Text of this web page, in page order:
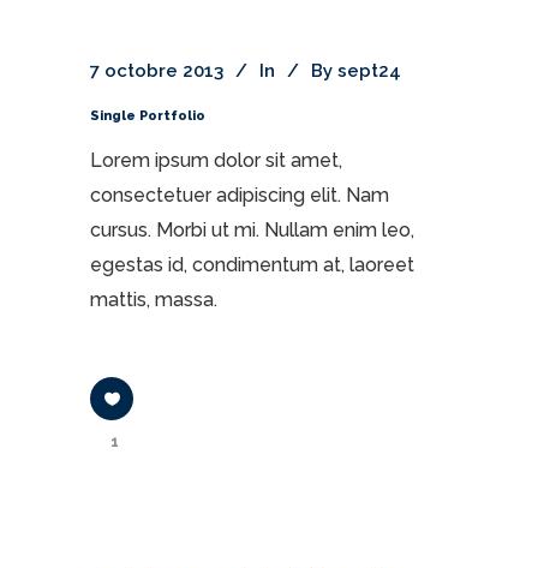
7 octobre 2013 In By sept24
Single Portfolio
Lorem ipsum dolor sit amet,
consectetuer adipiscing elit. Nam
cursus. Morbi ut mi. Nullam enim leo,
egestas id, condimentum at, laoreet
mattis, massa.
1